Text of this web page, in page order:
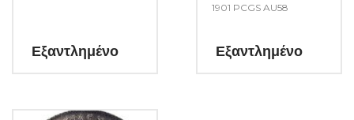
Εξαντλημένο
1901 PCGS AU58
Εξαντλημένο